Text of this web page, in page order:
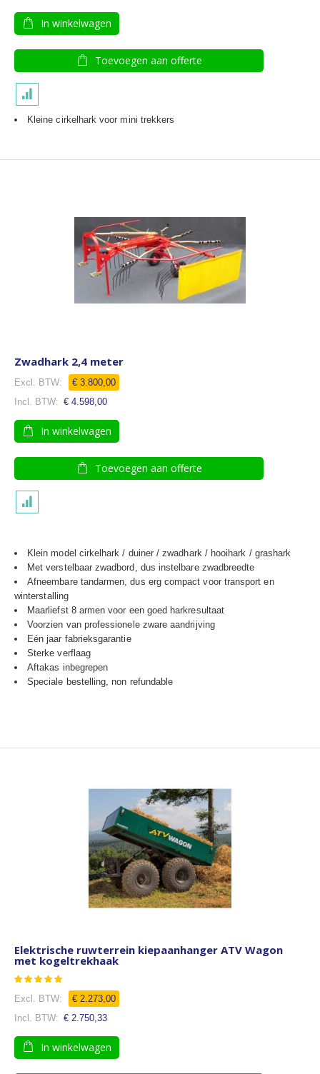
In winkelwagen
Toevoegen aan offerte
Kleine cirkelhark voor mini trekkers
Zwadhark 2,4 meter
€ 3.800,00
€ 4.598,00
In winkelwagen
Toevoegen aan offerte
Klein model cirkelhark / duiner / zwadhark / hooihark / grashark
Met verstelbaar zwadbord, dus instelbare zwadbreedte
Afneembare tandarmen, dus erg compact voor transport en
winterstalling
Maarliefst 8 armen voor een goed harkresultaat
Voorzien van professionele zware aandrijving
Eén jaar fabrieksgarantie
Sterke verflaag
Aftakas inbegrepen
Speciale bestelling, non refundable
Elektrische ruwterrein kiepaanhanger ATV Wagon
met kogeltrekhaak
Waardering:
100
100
€ 2.273,00
Speciale
€ 2.750,33
In winkelwagen